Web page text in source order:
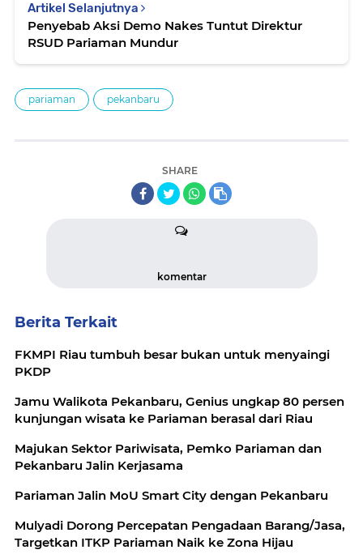
Artikel Selanjutnya
Penyebab Aksi Demo Nakes Tuntut Direktur
RSUD Pariaman Mundur
pariaman pekanbaru
SHARE
komentar
Berita Terkait
FKMPI Riau tumbuh besar bukan untuk menyaingi
PKDP
Jamu Walikota Pekanbaru, Genius ungkap 80 persen
kunjungan wisata ke Pariaman berasal dari Riau
Majukan Sektor Pariwisata, Pemko Pariaman dan
Pekanbaru Jalin Kerjasama
Pariaman Jalin MoU Smart City dengan Pekanbaru
Mulyadi Dorong Percepatan Pengadaan Barang/Jasa,
Targetkan ITKP Pariaman Naik ke Zona Hijau